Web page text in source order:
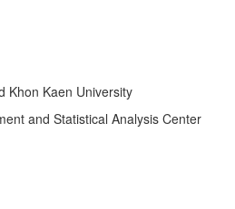
Khon Kaen University
and Statistical Analysis Center